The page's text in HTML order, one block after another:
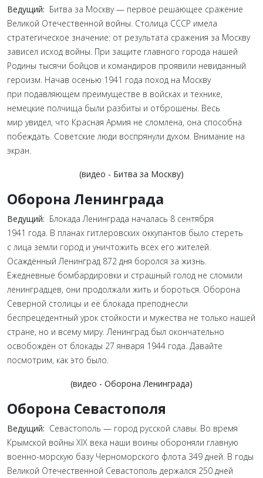
Ведущий: Битва за Москву — первое решающее сражение
Великой Отечественной войны. Столица СССР имела
стратегическое значение: от результата сражения за Москву
зависел исход войны. При защите главного города нашей
Родины тысячи бойцов и командиров проявили невиданный
героизм. Начав осенью 1941 года поход на Москву
при подавляющем преимуществе в войсках и технике,
немецкие полчища были разбиты и отброшены. Весь
мир увидел, что Красная Армия не сломлена, она способна
побеждать. Советские люди воспрянули духом. Внимание на
экран.
(видео - Битва за Москву)
Оборона Ленинграда
Ведущий: Блокада Ленинграда началась 8 сентября
1941 года. В планах гитлеровских оккупантов было стереть
с лица земли город и уничтожить всех его жителей.
Осаждённый Ленинград 872 дня боролся за жизнь.
Ежедневные бомбардировки и страшный голод не сломили
ленинградцев, они продолжали жить и бороться. Оборона
Северной столицы и её блокада преподнесли
беспрецедентный урок стойкости и мужества не только нашей
стране, но и всему миру. Ленинград был окончательно
освобождён от блокады 27 января 1944 года. Давайте
посмотрим, как это было.
(видео - Оборона Ленинграда)
Оборона Севастополя
Ведущий: Севастополь — город русской славы. Во время
Крымской войны XIX века наши воины обороняли главную
военно-морскую базу Черноморского флота 349 дней. В годы
Великой Отечественной Севастополь держался 250 дней